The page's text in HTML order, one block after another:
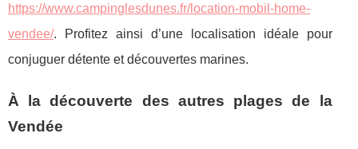
https://www.campinglesdunes.fr/location-mobil-home-
vendee/. Profitez ainsi d’une localisation idéale pour
conjuguer détente et découvertes marines.
À la découverte des autres plages de la
Vendée